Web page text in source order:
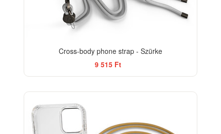
Cross-body phone strap - Szürke
9 515 Ft